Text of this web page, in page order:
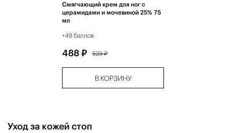
Cмягчающий крем для ног с
церамидами и мочевиной 25% 75
мл
+49 баллов
488 ₽ 523 ₽
В КОРЗИНУ
Уход за кожей стоп